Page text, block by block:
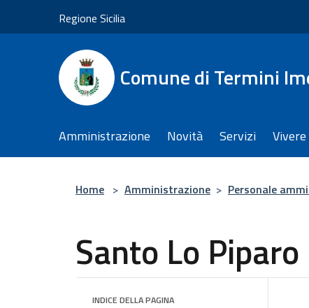
Regione Sicilia
Comune di Termini
Amministrazione Novità Servizi
Home > Amministrazione > Personale
Santo Lo Piparo
INDICE DELLA PAGINA